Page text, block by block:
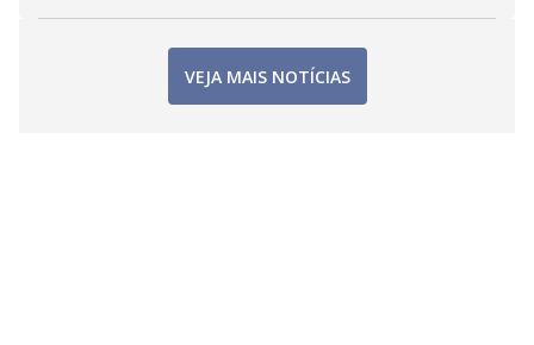
VEJA MAIS NOTÍCIAS